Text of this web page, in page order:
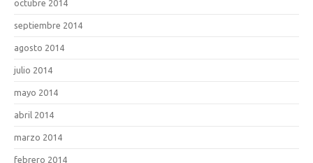
octubre 2014
septiembre 2014
agosto 2014
julio 2014
mayo 2014
abril 2014
marzo 2014
febrero 2014